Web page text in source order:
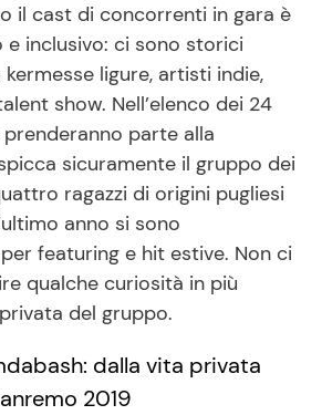
Primi Piatti
Ricette Facili e Veloci
Ricette Feste
Ricette per Bambini
il cast di concorrenti in gara è
inclusivo: ci sono storici
kermesse ligure, artisti indie,
show. Nell’elenco dei 24
parte alla
sicuramente il gruppo dei
ragazzi di origini pugliesi
anno si sono
featuring e hit estive. Non ci
qualche curiosità in più
del gruppo.
dalla vita privata
2019